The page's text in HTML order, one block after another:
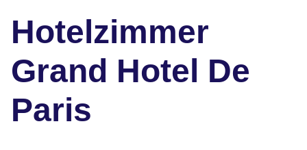
Hotelzimmer
Grand Hotel De
Paris